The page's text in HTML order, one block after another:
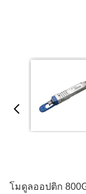
โมดูลออปติก